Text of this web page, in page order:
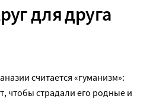
для друга
считается «гуманизм»:
чтобы страдали его родные и